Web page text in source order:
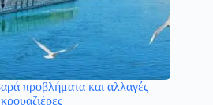
προβλήματα και αλλαγές